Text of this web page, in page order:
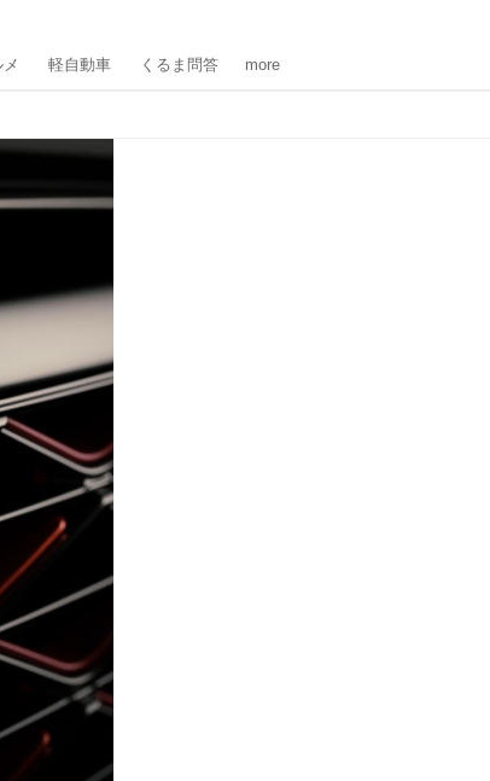
メ 軽自動車 くるま問答 more